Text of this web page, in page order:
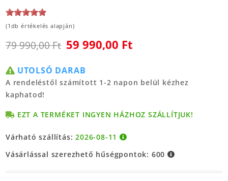
(1db értékelés alapján)
79 990,00 Ft 59 990,00 Ft
UTOLSÓ DARAB
A rendeléstől számított 1-2 napon belül kézhez
kaphatod!
EZT A TERMÉKET INGYEN HÁZHOZ SZÁLLÍTJUK!
Várható szállítás:2026-08-11
Vásárlással szerezhető hűségpontok: 600